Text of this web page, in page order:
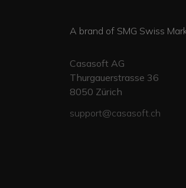
A brand of SMG Swiss
Casasoft AG
Thurgauerstrasse 36
8050 Zürich
support@casasoft.ch